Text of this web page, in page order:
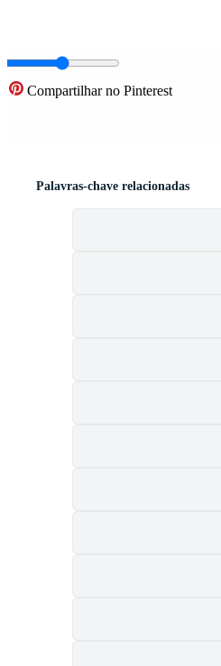
Compartilhar no Pinterest
Palavras-chave relacionadas